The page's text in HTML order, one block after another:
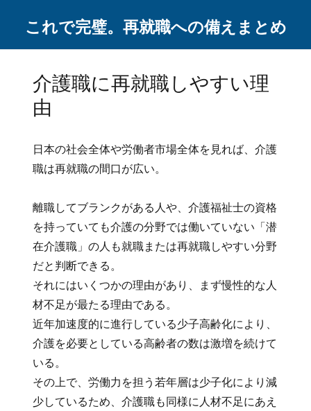
これで完璧。再就職への備えまとめ
介護職に再就職しやすい理
由
日本の社会全体や労働者市場全体を見れば、介護
職は再就職の間口が広い。
離職してブランクがある人や、介護福祉士の資格
を持っていても介護の分野では働いていない「潜
在介護職」の人も就職または再就職しやすい分野
だと判断できる。
それにはいくつかの理由があり、まず慢性的な人
材不足が最たる理由である。
近年加速度的に進行している少子高齢化により、
介護を必要としている高齢者の数は激増を続けて
いる。
その上で、労働力を担う若年層は少子化により減
少しているため、介護職も同様に人材不足にあえ